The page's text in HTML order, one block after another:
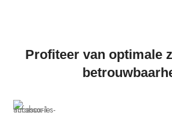
Profiteer van optimale